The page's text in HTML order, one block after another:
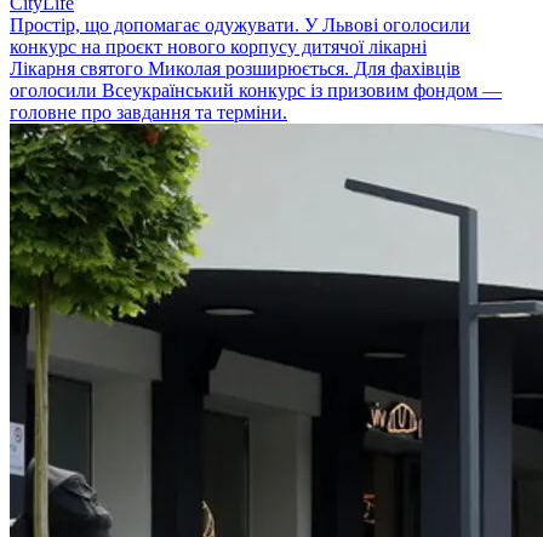
Простір, що допомагає одужувати. У Львові оголосили
конкурс на проєкт нового корпусу дитячої лікарні
Лікарня святого Миколая розширюється. Для фахівців
оголосили Всеукраїнський конкурс із призовим фондом —
головне про завдання та терміни.